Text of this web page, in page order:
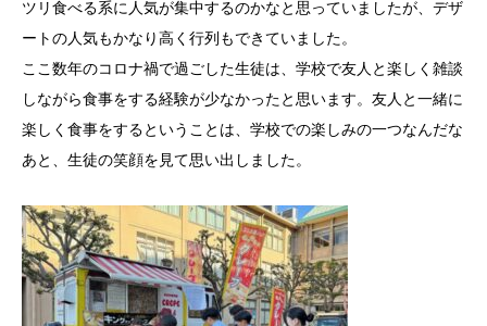
ツリ食べる系に人気が集中するのかなと思っていましたが、デザ
ートの人気もかなり高く行列もできていました。
ここ数年のコロナ禍で過ごした生徒は、学校で友人と楽しく雑談
しながら食事をする経験が少なかったと思います。友人と一緒に
楽しく食事をするということは、学校での楽しみの一つなんだな
あと、生徒の笑顔を見て思い出しました。